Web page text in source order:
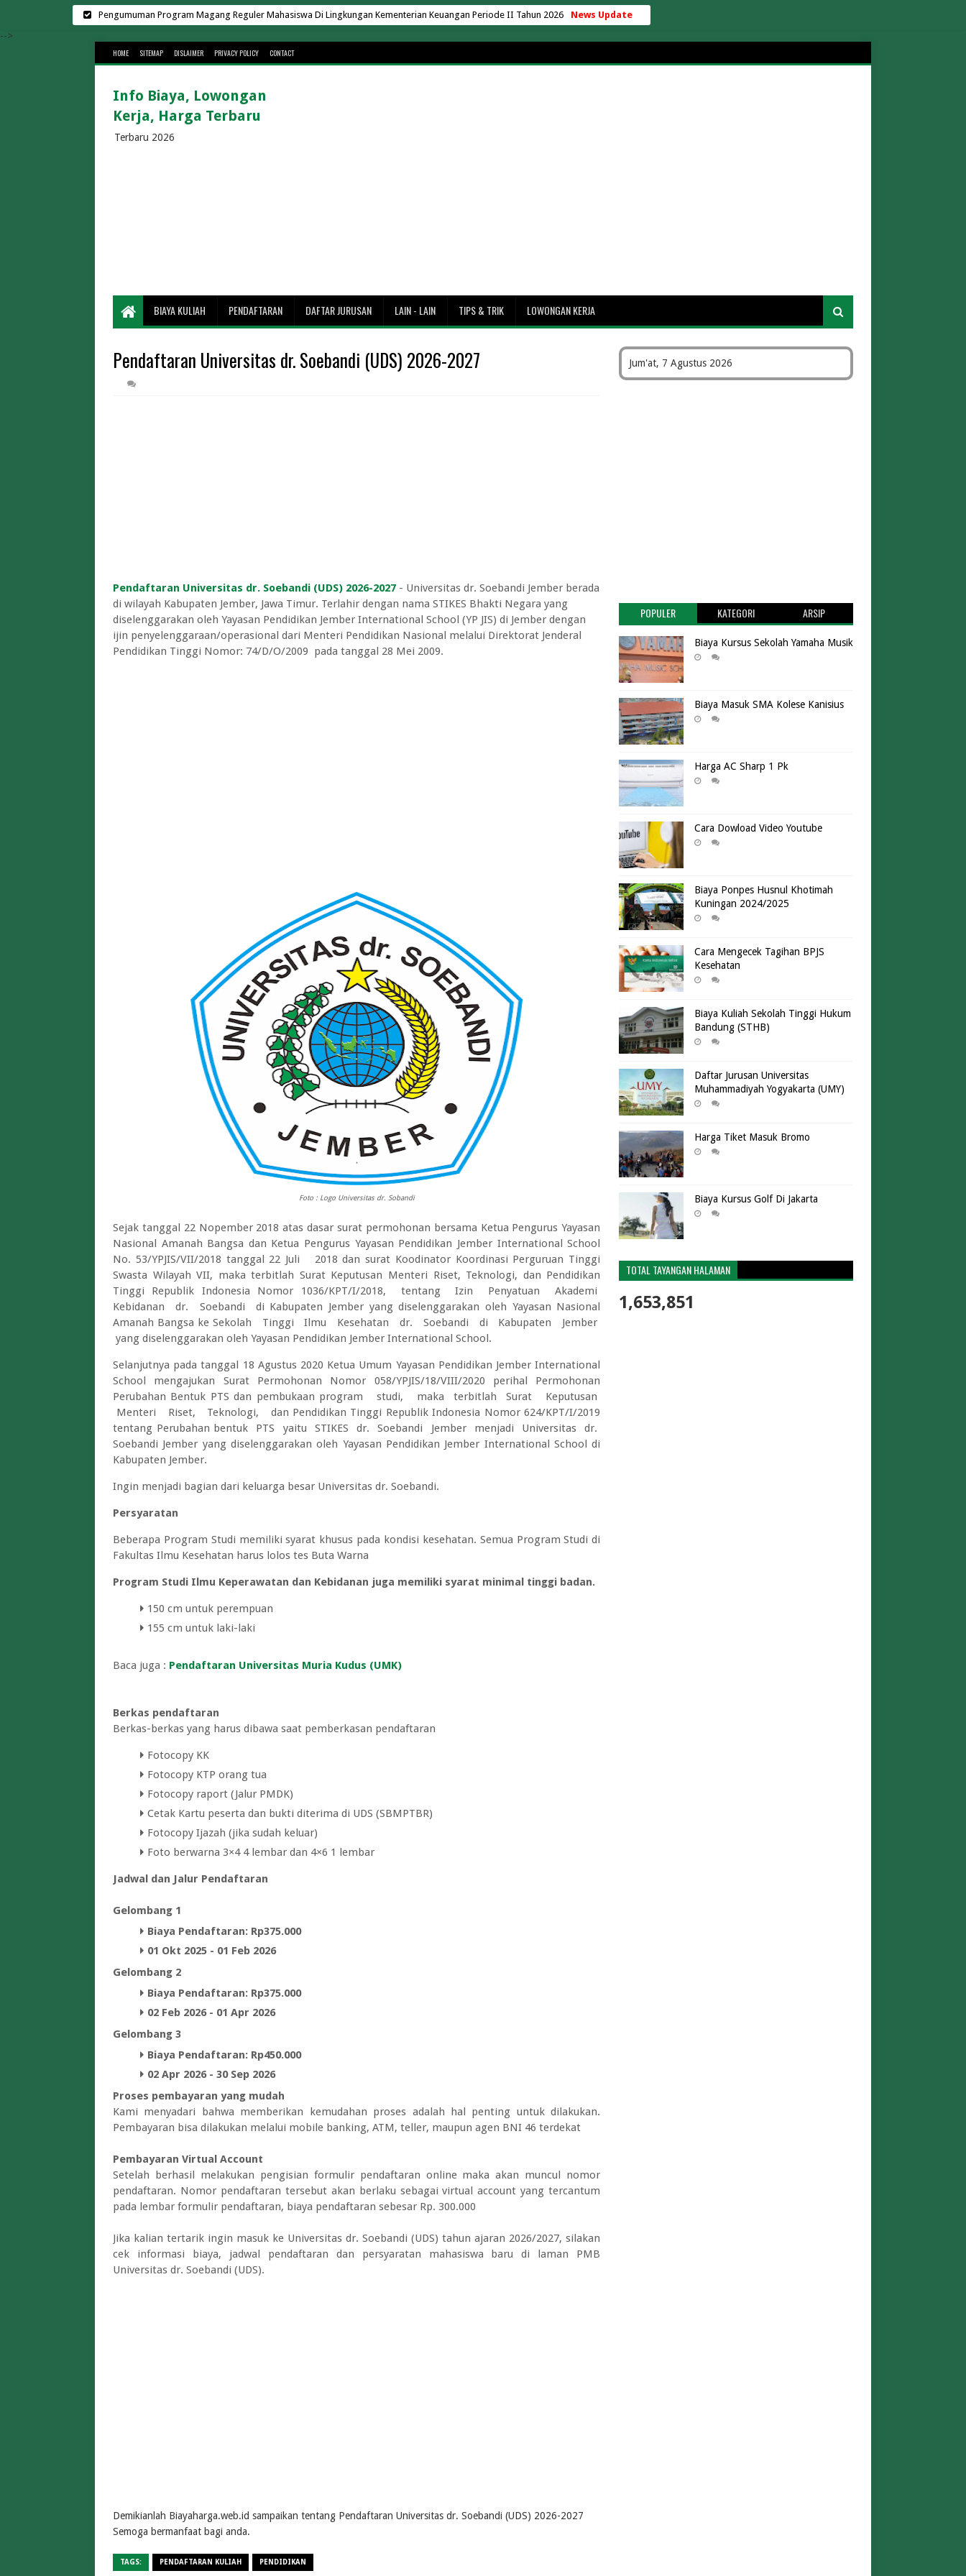
News Update
Pengumuman Program Magang Reguler Mahasiswa Di Lingkungan Kementerian Keuangan Periode II Tahun 2026
Biaya Kuliah Universitas Nusa Putra Sukabumi 2026
Biaya Kuliah Universitas Sugeng Hartono Tahun Akademik 2026/2027
Cara Menghemat Biaya Listrik AC 24 Jam Tanpa Matikan Mesin
Berapa Lama Penyeberangan Bakauheni ke Merak? Ini Estimasi Waktu dan Jaraknya
Biaya Masuk Pantai Tanjung Lesung
Cara Daftar Mudik Gratis Kemenhub 2026
-->
HOME SITEMAP DISLAIMER PRIVACY POLICY CONTACT
Info Biaya, Lowongan
Kerja, Harga Terbaru
Terbaru 2026
BIAYA KULIAH PENDAFTARAN DAFTAR JURUSAN LAIN - LAIN TIPS & TRIK LOWONGAN KERJA
Pendaftaran Universitas dr. Soebandi (UDS) 2026-2027
Pendaftaran Universitas dr. Soebandi (UDS) 2026-2027 - Universitas dr. Soebandi Jember berada
di wilayah Kabupaten Jember, Jawa Timur. Terlahir dengan nama STIKES Bhakti Negara yang
diselenggarakan oleh Yayasan Pendidikan Jember International School (YP JIS) di Jember dengan
ijin penyelenggaraan/operasional dari Menteri Pendidikan Nasional melalui Direktorat Jenderal
Pendidikan Tinggi Nomor: 74/D/O/2009 pada tanggal 28 Mei 2009.
Foto : Logo Universitas dr. Sobandi
Sejak tanggal 22 Nopember 2018 atas dasar surat permohonan bersama Ketua Pengurus Yayasan
Nasional Amanah Bangsa dan Ketua Pengurus Yayasan Pendidikan Jember International School
No. 53/YPJIS/VII/2018 tanggal 22 Juli 2018 dan surat Koodinator Koordinasi Perguruan Tinggi
Swasta Wilayah VII, maka terbitlah Surat Keputusan Menteri Riset, Teknologi, dan Pendidikan
Tinggi Republik Indonesia Nomor 1036/KPT/I/2018, tentang Izin Penyatuan Akademi
Kebidanan dr. Soebandi di Kabupaten Jember yang diselenggarakan oleh Yayasan Nasional
Amanah Bangsa ke Sekolah Tinggi Ilmu Kesehatan dr. Soebandi di Kabupaten Jember
yang diselenggarakan oleh Yayasan Pendidikan Jember International School.
Selanjutnya pada tanggal 18 Agustus 2020 Ketua Umum Yayasan Pendidikan Jember International
School mengajukan Surat Permohonan Nomor 058/YPJIS/18/VIII/2020 perihal Permohonan
Perubahan Bentuk PTS dan pembukaan program studi, maka terbitlah Surat Keputusan
Menteri Riset, Teknologi, dan Pendidikan Tinggi Republik Indonesia Nomor 624/KPT/I/2019
tentang Perubahan bentuk PTS yaitu STIKES dr. Soebandi Jember menjadi Universitas dr.
Soebandi Jember yang diselenggarakan oleh Yayasan Pendidikan Jember International School di
Kabupaten Jember.
Ingin menjadi bagian dari keluarga besar Universitas dr. Soebandi.
Persyaratan
Beberapa Program Studi memiliki syarat khusus pada kondisi kesehatan. Semua Program Studi di
Fakultas Ilmu Kesehatan harus lolos tes Buta Warna
Program Studi Ilmu Keperawatan dan Kebidanan juga memiliki syarat minimal tinggi badan.
150 cm untuk perempuan
155 cm untuk laki-laki
Baca juga : Pendaftaran Universitas Muria Kudus (UMK)
Berkas pendaftaran
Berkas-berkas yang harus dibawa saat pemberkasan pendaftaran
Fotocopy KK
Fotocopy KTP orang tua
Fotocopy raport (Jalur PMDK)
Cetak Kartu peserta dan bukti diterima di UDS (SBMPTBR)
Fotocopy Ijazah (jika sudah keluar)
Foto berwarna 3×4 4 lembar dan 4×6 1 lembar
Jadwal dan Jalur Pendaftaran
Gelombang 1
Biaya Pendaftaran: Rp375.000
01 Okt 2025 - 01 Feb 2026
Gelombang 2
Biaya Pendaftaran: Rp375.000
02 Feb 2026 - 01 Apr 2026
Gelombang 3
Biaya Pendaftaran: Rp450.000
02 Apr 2026 - 30 Sep 2026
Proses pembayaran yang mudah
Kami menyadari bahwa memberikan kemudahan proses adalah hal penting untuk dilakukan.
Pembayaran bisa dilakukan melalui mobile banking, ATM, teller, maupun agen BNI 46 terdekat
Pembayaran Virtual Account
Setelah berhasil melakukan pengisian formulir pendaftaran online maka akan muncul nomor
pendaftaran. Nomor pendaftaran tersebut akan berlaku sebagai virtual account yang tercantum
pada lembar formulir pendaftaran, biaya pendaftaran sebesar Rp. 300.000
Jika kalian tertarik ingin masuk ke Universitas dr. Soebandi (UDS) tahun ajaran 2026/2027, silakan
cek informasi biaya, jadwal pendaftaran dan persyaratan mahasiswa baru di laman PMB
Universitas dr. Soebandi (UDS).
Demikianlah Biayaharga.web.id sampaikan tentang Pendaftaran Universitas dr. Soebandi (UDS) 2026-2027
Semoga bermanfaat bagi anda.
TAGS: PENDAFTARAN KULIAH PENDIDIKAN
Jum'at, 7 Agustus 2026
POPULER KATEGORI ARSIP
Biaya Kursus Sekolah Yamaha Musik
Biaya Masuk SMA Kolese Kanisius
Harga AC Sharp 1 Pk
Cara Dowload Video Youtube
Biaya Ponpes Husnul Khotimah
Kuningan 2024/2025
Cara Mengecek Tagihan BPJS
Kesehatan
Biaya Kuliah Sekolah Tinggi Hukum
Bandung (STHB)
Daftar Jurusan Universitas
Muhammadiyah Yogyakarta (UMY)
Harga Tiket Masuk Bromo
Biaya Kursus Golf Di Jakarta
TOTAL TAYANGAN HALAMAN
1,653,851